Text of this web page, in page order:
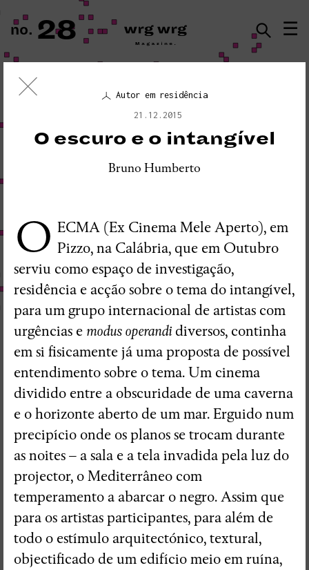
no. 28 ☰
«PLEASE DO NOT DISTURB:
SEISMOGRAPH EQUIPMENT»
Autor em residência
21.12.2015
O escuro e o intangível
Bruno Humberto
O ECMA (Ex Cinema Mele Aperto), em
Pizzo, na Calábria, que em Outubro
serviu como espaço de investigação,
residência e acção sobre o tema do intangível,
para um grupo internacional de artistas com
urgências emodus operandidiversos, continha
em si fisicamente já uma proposta de possível
entendimento sobre o tema. Um cinema
dividido entre a obscuridade de uma caverna
e o horizonte aberto de um mar. Erguido num
precipício onde os planos se trocam durante
as noites – a sala e a tela invadida pela luz do
projector, o Mediterrâneo com
temperamento a abarcar o negro. Assim que
para os artistas participantes, para além de
todo o estímulo arquitectónico, textural,
objectificado de um edifício meio em ruína,